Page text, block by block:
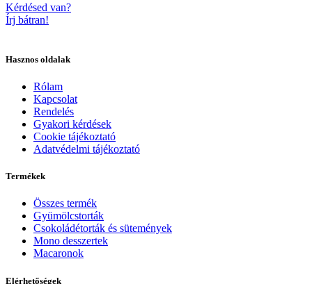
Kérdésed van?
Írj bátran!
Hasznos oldalak
Rólam
Kapcsolat
Rendelés
Gyakori kérdések
Cookie tájékoztató
Adatvédelmi tájékoztató
Termékek
Összes termék
Gyümölcstorták
Csokoládétorták és sütemények
Mono desszertek
Macaronok
Elérhetőségek